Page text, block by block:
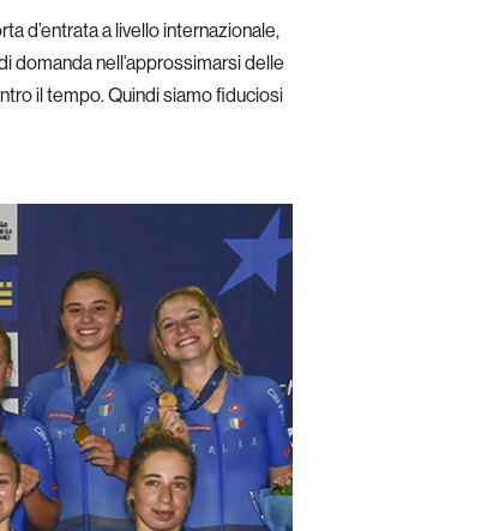
d’entrata a livello internazionale,
domanda nell’approssimarsi delle
il tempo. Quindi siamo fiduciosi